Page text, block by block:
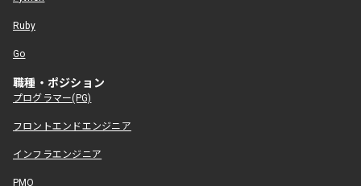
Ruby
Go
職種・ポジション
プログラマー(PG)
フロントエンドエンジニア
インフラエンジニア
PMO